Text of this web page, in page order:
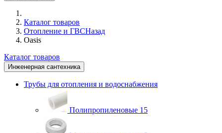
Каталог товаров
Отопление и ГВСНазад
Oasis
Каталог товаров
Инженерная сантехника
Трубы для отопления и водоснабжения
Полипропиленовые 15